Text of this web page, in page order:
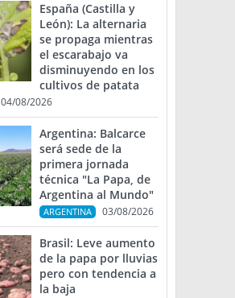
España (Castilla y
León): La alternaria
se propaga mientras
el escarabajo va
disminuyendo en los
cultivos de patata
04/08/2026
Argentina: Balcarce
será sede de la
primera jornada
técnica "La Papa, de
Argentina al Mundo"
ARGENTINA 03/08/2026
Brasil: Leve aumento
de la papa por lluvias
pero con tendencia a
la baja